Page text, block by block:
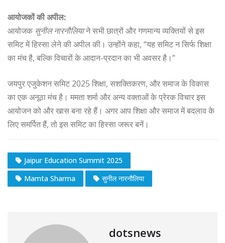
आयोजकों की अपील:
आयोजक सुनील नारनौलियाने सभी छात्रों और गणमान्य व्यक्तियों से इस
समिट में हिस्सा लेने की अपील की। उन्होंने कहा, “यह समिट न सिर्फ शिक्षा
का मंच है, बल्कि विचारों के आदान-प्रदान का भी अवसर है।”
जयपुर एजुकेशन समिट 2025 शिक्षा, सशक्तिकरण, और समाज के विकास
का एक अनूठा मंच है। ममता शर्मा और अन्य वक्ताओं के प्रेरक विचार इस
आयोजन को और खास बना रहे हैं। अगर आप शिक्षा और समाज में बदलाव के
लिए समर्पित हैं, तो इस समिट का हिस्सा जरूर बनें।
Jaipur Education Summit 2025
Mamta Sharma
सुनील नारनौलिया
dotsnews